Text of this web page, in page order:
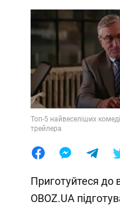
Життя
Лайфхаки
Топ-5 найвеселіших
трейлера
Приготуйтеся до
OBOZ.UA